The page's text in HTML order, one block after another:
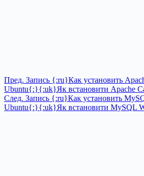
Пред. Запись {:ru}Как установить
Ubuntu{:}{:uk}Як встановити Apache
След. Запись {:ru}Как установить
Ubuntu{:}{:uk}Як встановити MySQL